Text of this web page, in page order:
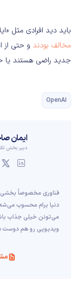
باید دید افرادی مثل
مخالف بودند و حتی از
جدید راضی هستند یا
OpenAI
ایمان
دبیر بخش
فناوری مخصوصاً
دنیا برام محسوب
می‌تونن خیلی جذاب
ویدیویی رو هم دوست